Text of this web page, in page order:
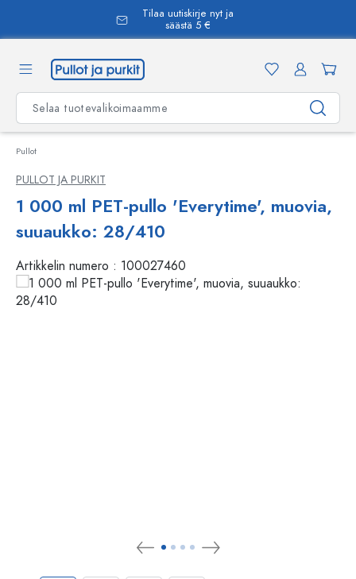
Tilaa uutiskirje nyt ja
säästä 5 €
Pullot
PULLOT JA PURKIT
1 000 ml PET-pullo 'Everytime', muovia,
suuaukko: 28/410
Artikkelin numero : 100027460